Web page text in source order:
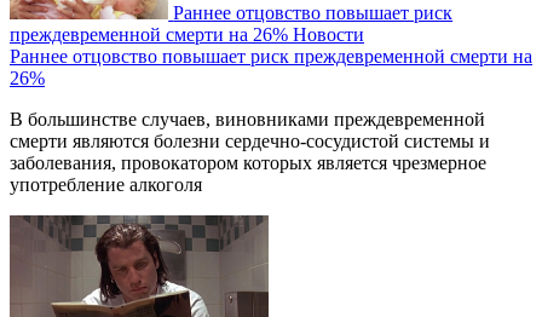
Раннее отцовство повышает риск
преждевременной смерти на 26% Новости
Раннее отцовство повышает риск преждевременной смерти на
26%
В большинстве случаев, виновниками преждевременной
смерти являются болезни сердечно-сосудистой системы и
заболевания, провокатором которых является чрезмерное
употребление алкоголя